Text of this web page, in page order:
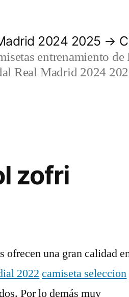
2024 2025 →
entrenamiento
Real Madrid 2024
zofri
ofrecen una gran calidad
2022 camiseta seleccion
Por lo demás muy